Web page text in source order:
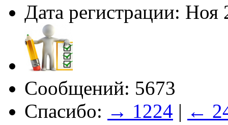
Дата регистрации: Ноя
Сообщений: 5673
Спасибо: → 1224 | ←